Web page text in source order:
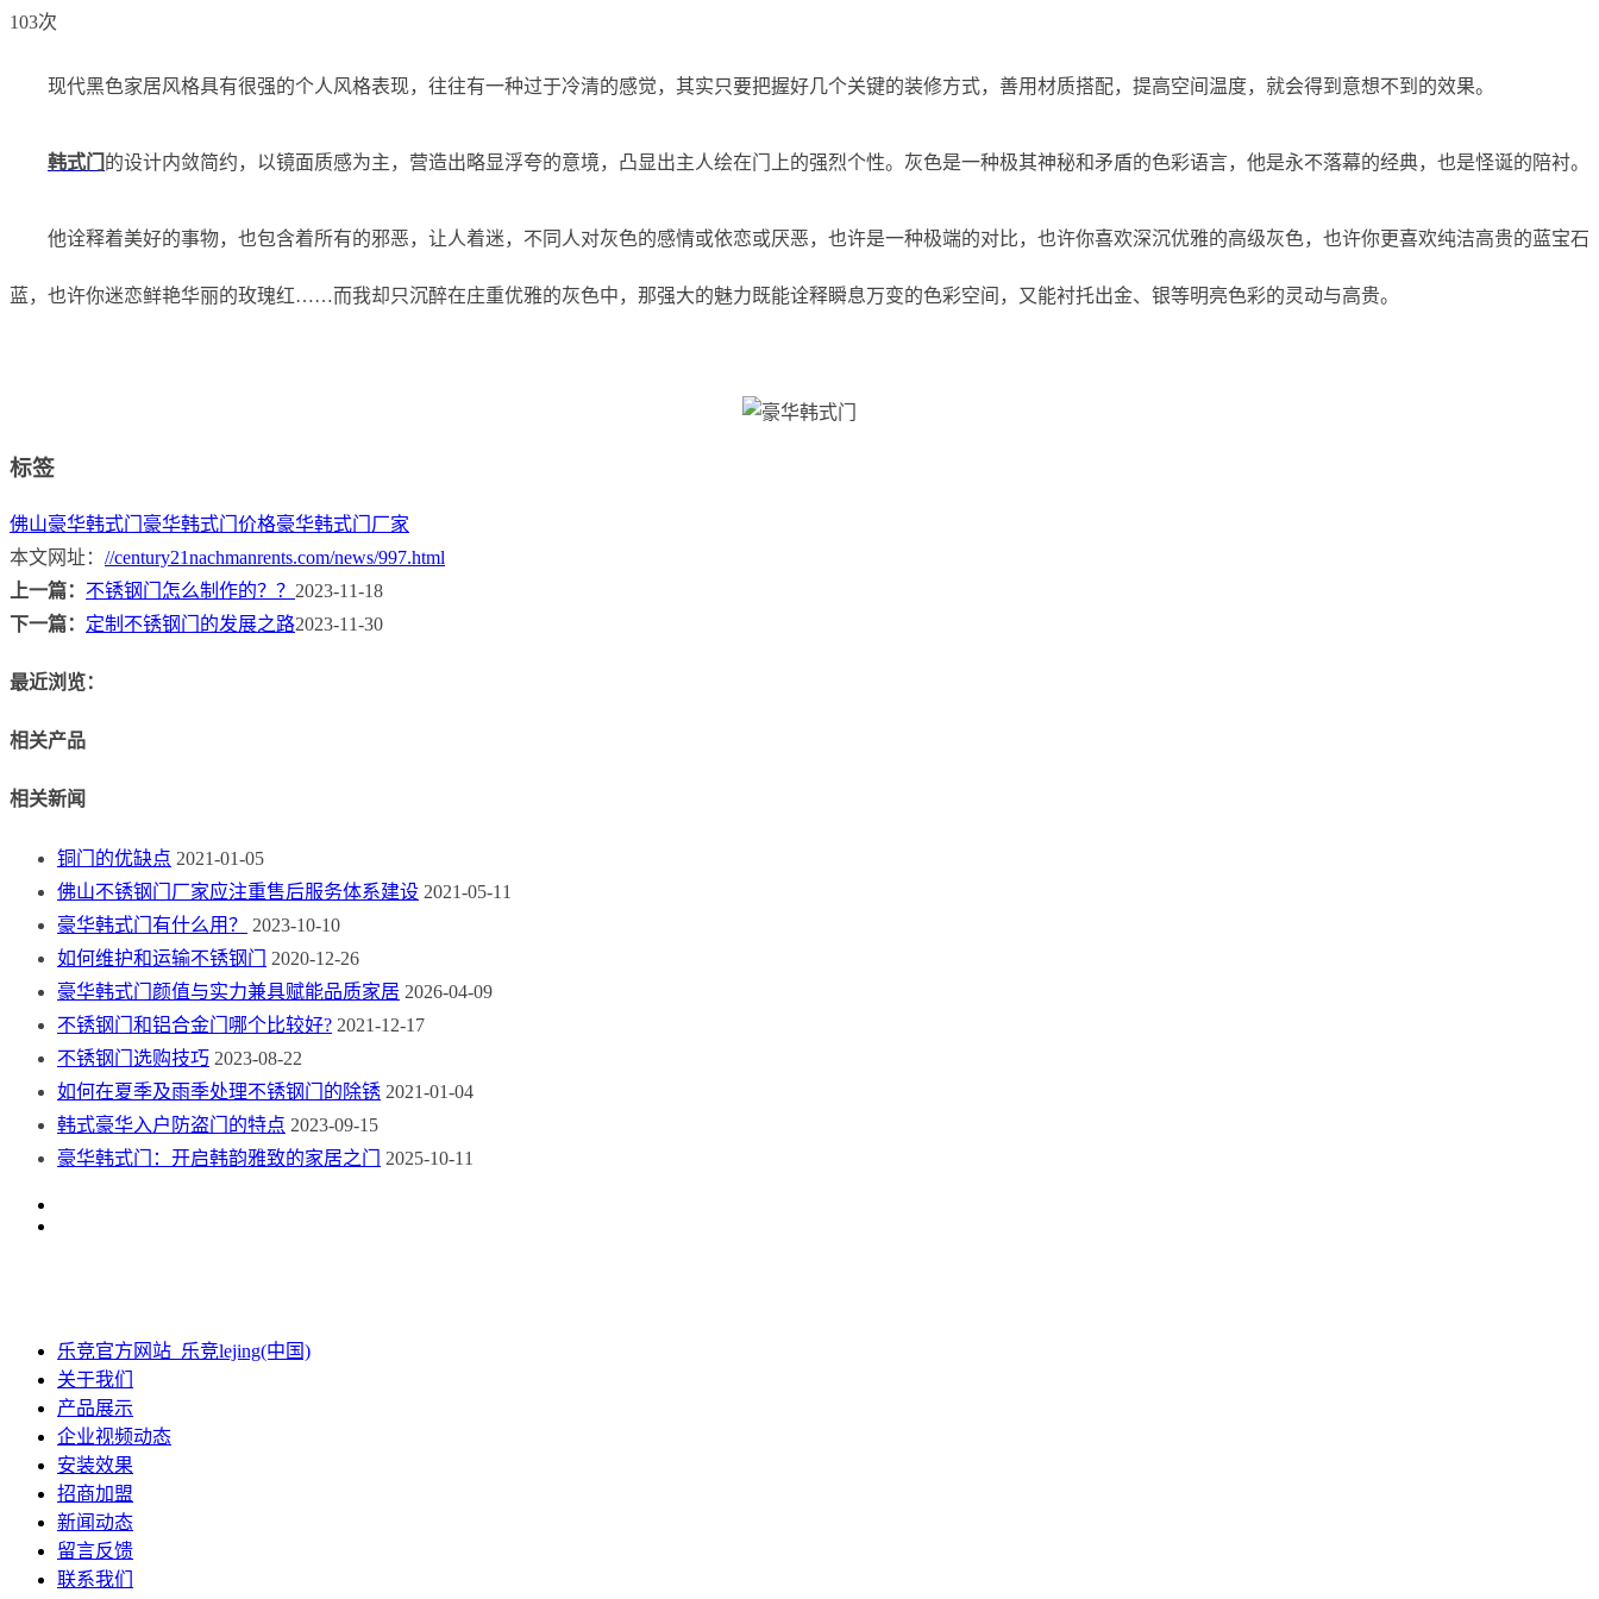
103次
现代黑色家居风格具有很强的个人风格表现，往往有一种过于冷清的感觉，其实只要把握好几个关键的装修方式，善用材质搭配，提高空间温度，就会得到意想不到的效果。
韩式门 的设计内敛简约，以镜面质感为主，营造出略显浮夸的意境，凸显出主人绘在门上的强烈个性。灰色是一种极其神秘和矛盾的色彩语言，他是永不落幕的经典，也是怪诞的陪衬。
他诠释着美好的事物，也包含着所有的邪恶，让人着迷，不同人对灰色的感情或依恋或厌恶，也许是一种极端的对比，也许你喜欢深沉优雅的高级灰色，也许你更喜欢纯洁高贵的蓝宝石
蓝，也许你迷恋鲜艳华丽的玫瑰红……而我却只沉醉在庄重优雅的灰色中，那强大的魅力既能诠释瞬息万变的色彩空间，又能衬托出金、银等明亮色彩的灵动与高贵。
标签
佛山豪华韩式门 豪华韩式门价格豪华韩式门厂家
本文网址： //century21nachmanrents.com/news/997.html
上一篇： 不锈钢门怎么制作的？？ 2023-11-18
下一篇： 定制不锈钢门的发展之路2023-11-30
最近浏览：
相关产品
相关新闻
铜门的优缺点 2021-01-05
佛山不锈钢门厂家应注重售后服务体系建设 2021-05-11
豪华韩式门有什么用？
2023-10-10
如何维护和运输不锈钢门
2020-12-26
豪华韩式门颜值与实力兼具赋能品质家居 2026-04-09
不锈钢门和铝合金门哪个比较好? 2021-12-17
不锈钢门选购技巧 2023-08-22
如何在夏季及雨季处理不锈钢门的除锈 2021-01-04
韩式豪华入户防盗门的特点 2023-09-15
豪华韩式门：开启韩韵雅致的家居之门
2025-10-11
乐竞官方网站_乐竞lejing(中国)
关于我们
产品展示
企业视频动态
安装效果
招商加盟
新闻动态
留言反馈
联系我们